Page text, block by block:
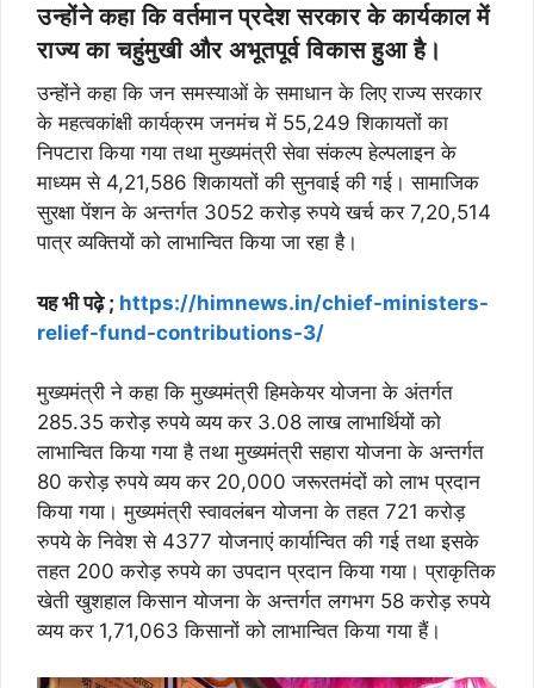
उन्होंने कहा कि वर्तमान प्रदेश सरकार के कार्यकाल में
राज्य का चहुंमुखी और अभूतपूर्व विकास हुआ है।
उन्होंने कहा कि जन समस्याओं के समाधान के लिए राज्य सरकार
के महत्वकांक्षी कार्यक्रम जनमंच में 55,249 शिकायतों का
निपटारा किया गया तथा मुख्यमंत्री सेवा संकल्प हेल्पलाइन के
माध्यम से 4,21,586 शिकायतों की सुनवाई की गई। सामाजिक
सुरक्षा पेंशन के अन्तर्गत 3052 करोड़ रुपये खर्च कर 7,20,514
पात्र व्यक्तियों को लाभान्वित किया जा रहा है।
यह भी पढ़े ; https://himnews.in/chief-ministers-
relief-fund-contributions-3/
मुख्यमंत्री ने कहा कि मुख्यमंत्री हिमकेयर योजना के अंतर्गत
285.35 करोड़ रुपये व्यय कर 3.08 लाख लाभार्थियों को
लाभान्वित किया गया है तथा मुख्यमंत्री सहारा योजना के अन्तर्गत
80 करोड़ रुपये व्यय कर 20,000 जरूरतमंदों को लाभ प्रदान
किया गया। मुख्यमंत्री स्वावलंबन योजना के तहत 721 करोड़
रुपये के निवेश से 4377 योजनाएं कार्यान्वित की गई तथा इसके
तहत 200 करोड़ रुपये का उपदान प्रदान किया गया। प्राकृतिक
खेती खुशहाल किसान योजना के अन्तर्गत लगभग 58 करोड़ रुपये
व्यय कर 1,71,063 किसानों को लाभान्वित किया गया हैं।